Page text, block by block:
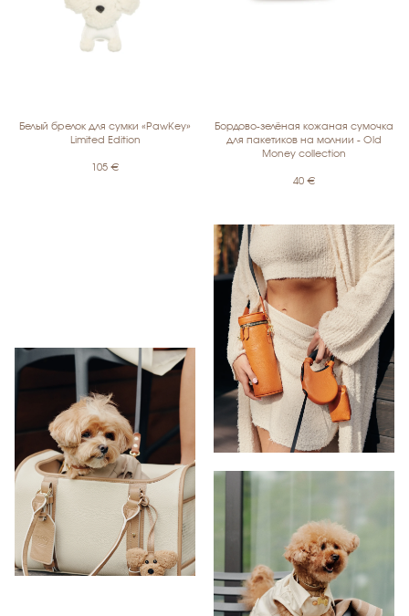
Белый брелок для сумки «PawKey»
Limited Edition
105 €
Бордово-зелёная кожаная сумочка
для пакетиков на молнии - Old
Money collection
40 €